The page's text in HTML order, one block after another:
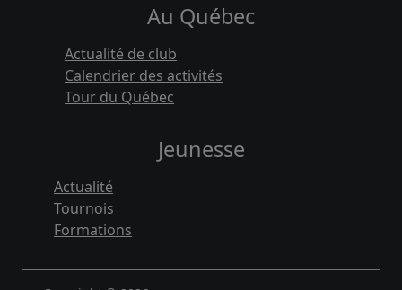
Au Québec
Actualité de club
Calendrier des activités
Tour du Québec
Jeunesse
Actualité
Tournois
Formations